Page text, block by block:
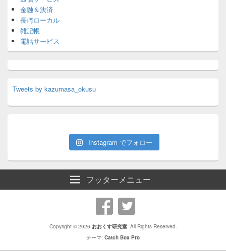
金融＆決済
長崎ローカル
雑記帳
電話サービス
Tweets by kazumasa_okusu
Instagram でフォロー
フッターメニュー
Copyright © 2026 おおくす研究室. All Rights Reserved.
テーマ: Catch Box Pro